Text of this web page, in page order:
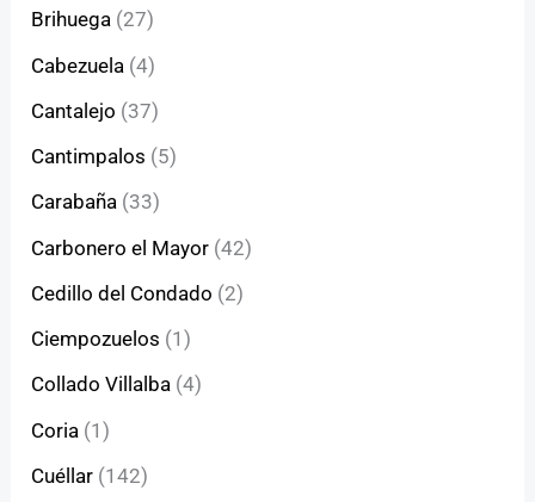
Brihuega (27)
Cabezuela (4)
Cantalejo (37)
Cantimpalos (5)
Carabaña (33)
Carbonero el Mayor (42)
Cedillo del Condado (2)
Ciempozuelos (1)
Collado Villalba (4)
Coria (1)
Cuéllar (142)